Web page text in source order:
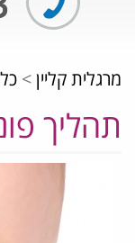
מרגלית קליין>
תהליך